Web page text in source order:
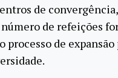
de
de refeições
processo de